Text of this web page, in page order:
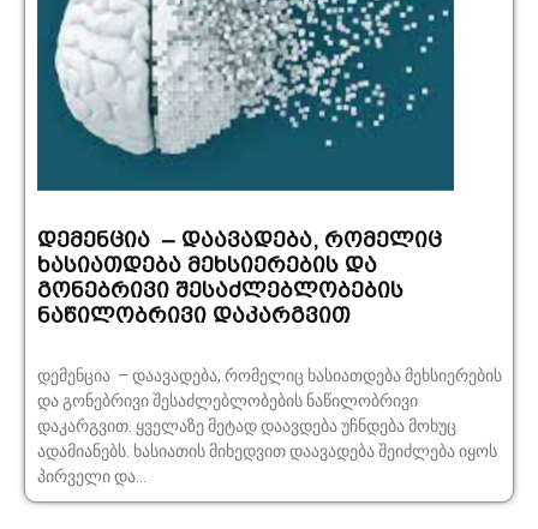
დემენცია – დაავადება, რომელიც
ხასიათდება მეხსიერების და
გონებრივი შესაძლებლობების
ნაწილობრივი დაკარგვით
დემენცია – დაავადება, რომელიც ხასიათდება მეხსიერების
და გონებრივი შესაძლებლობების ნაწილობრივი
დაკარგვით. ყველაზე მეტად დაავდება უჩნდება მოხუც
ადამიანებს. ხასიათის მიხედვით დაავადება შეიძლება იყოს
პირველი და...